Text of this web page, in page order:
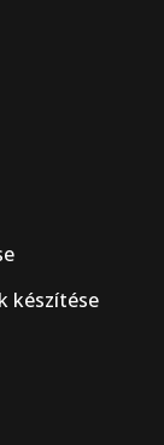
készítése